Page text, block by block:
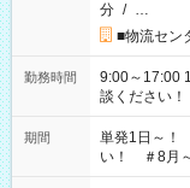
分 / …
■物流セン
勤務時間
9:00～17:00 10:00～
談ください！
期間
単発1日～！
い！ ＃8月